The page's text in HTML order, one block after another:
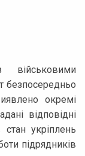
безпосередньо
окремі
відповідні
укріплень
підрядників